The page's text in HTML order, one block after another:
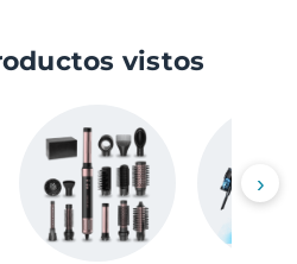
vistos
›